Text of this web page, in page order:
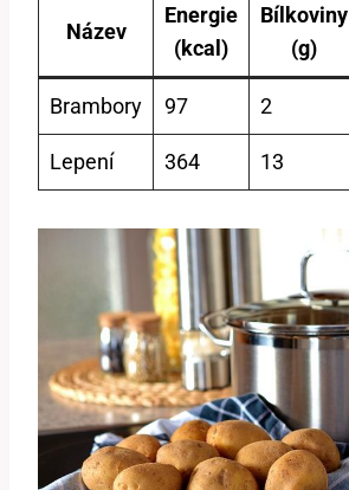
Název
Energie
(kcal)
Bílkoviny
(g)
Brambory 97 2
Lepení 364 13